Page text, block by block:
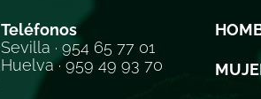
Teléfonos
Sevilla · 954 65 77 01
Huelva · 959 49 93 70